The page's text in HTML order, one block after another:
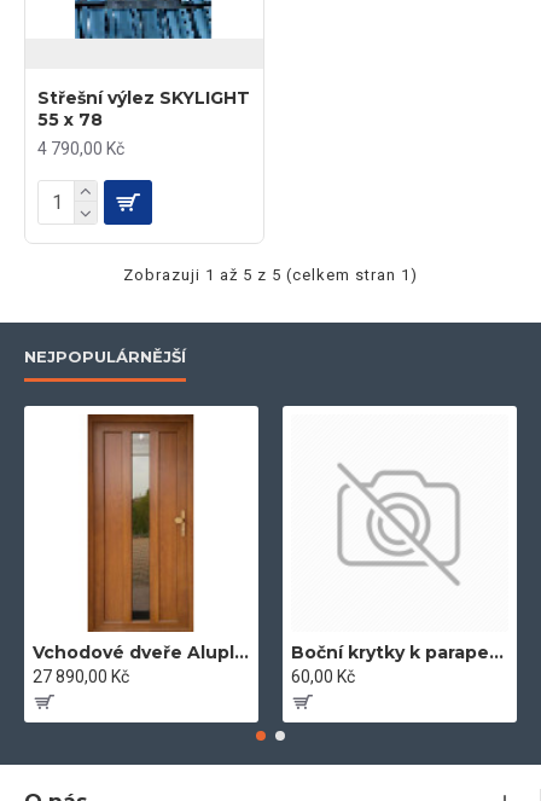
Střešní výlez SKYLIGHT
55 x 78
4 790,00 Kč
Zobrazuji 1 až 5 z 5 (celkem stran 1)
NEJPOPULÁRNĚJŠÍ
Vchodové dveře Aluplast 100 x 204 zlatý dub
27 890,00 Kč
Boční krytky k parapetům
60,00 Kč